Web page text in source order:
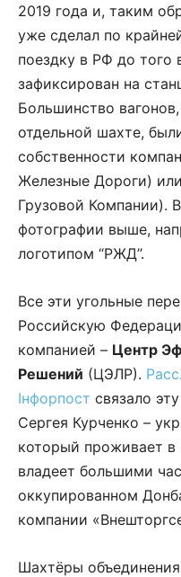
2019 года и, таким
уже сделал по
поездку в РФ до того
зафиксирован на
Большинство
отдельной шахте,
собственности
Железные Дороги)
Грузовой Компании).
фотографии выше,
логотипом “РЖД”.
Все эти угольные
Российскую
компанией – Центр
Решений (ЦЭЛР).
Інфорпост связало
Сергея Курченко –
который проживает
владеет большими
оккупированном
компании
Шахтёры